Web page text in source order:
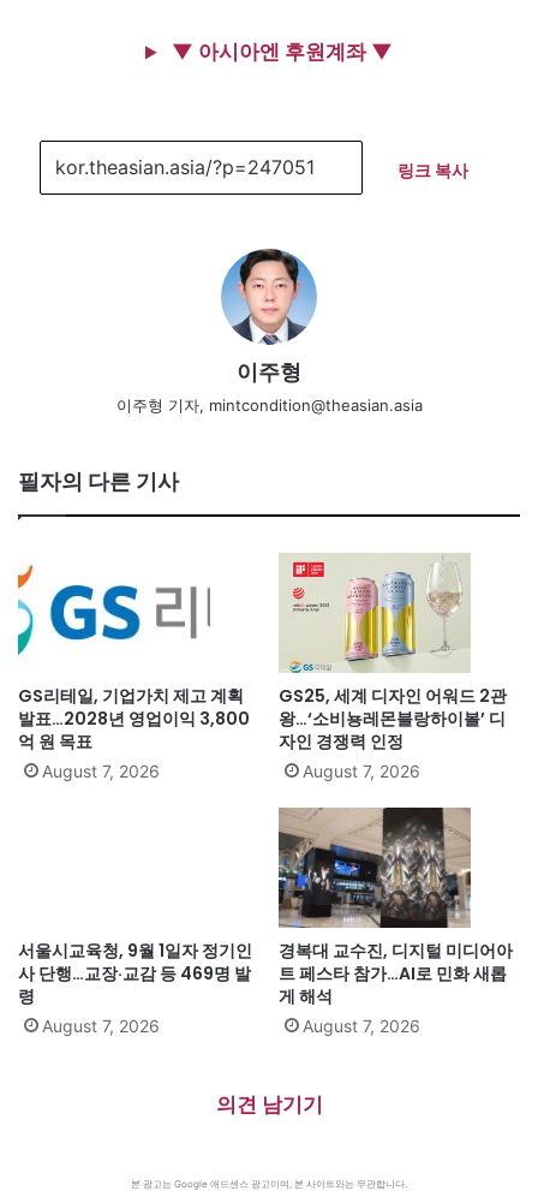
▼ 아시아엔 후원계좌 ▼
링크 복사
이주형
이주형 기자, mintcondition@theasian.asia
필자의 다른 기사
GS리테일, 기업가치 제고 계획
발표…2028년 영업이익 3,800
억 원 목표
August 7, 2026
GS25, 세계 디자인 어워드 2관
왕…‘소비뇽레몬블랑하이볼’ 디
자인 경쟁력 인정
August 7, 2026
서울시교육청, 9월 1일자 정기인
사 단행…교장·교감 등 469명 발
령
August 7, 2026
경복대 교수진, 디지털 미디어아
트 페스타 참가…AI로 민화 새롭
게 해석
August 7, 2026
의견 남기기
본 광고는 Google 애드센스 광고이며, 본 사이트와는 무관합니다.